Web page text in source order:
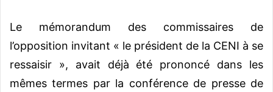
Le mémorandum des commissaires de
l’opposition invitant « le président de la CENI à se
ressaisir », avait déjà été prononcé dans les
mêmes termes par la conférence de presse de